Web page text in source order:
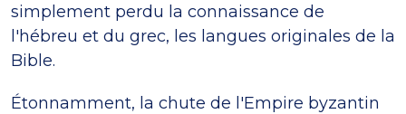
simplement perdu la connaissance de
l'hébreu et du grec, les langues originales de la
Bible.
Étonnamment, la chute de l'Empire byzantin